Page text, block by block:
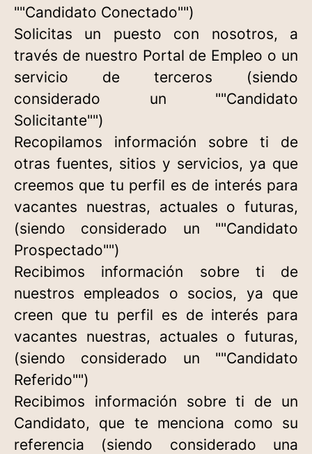
""Candidato Conectado"")
Solicitas un puesto con nosotros, a
través de nuestro Portal de Empleo o un
servicio de terceros (siendo
considerado un ""Candidato
Solicitante"")
Recopilamos información sobre ti de
otras fuentes, sitios y servicios, ya que
creemos que tu perfil es de interés para
vacantes nuestras, actuales o futuras,
(siendo considerado un ""Candidato
Prospectado"")
Recibimos información sobre ti de
nuestros empleados o socios, ya que
creen que tu perfil es de interés para
vacantes nuestras, actuales o futuras,
(siendo considerado un ""Candidato
Referido"")
Recibimos información sobre ti de un
Candidato, que te menciona como su
referencia (siendo considerado una